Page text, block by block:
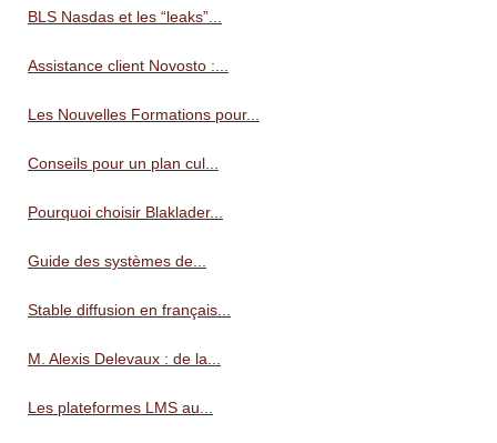
BLS Nasdas et les “leaks”...
Assistance client Novosto :...
Les Nouvelles Formations pour...
Conseils pour un plan cul...
Pourquoi choisir Blaklader...
Guide des systèmes de...
Stable diffusion en français...
M. Alexis Delevaux : de la...
Les plateformes LMS au...